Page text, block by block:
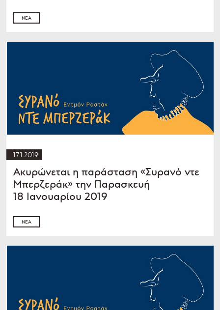
ΝΈΑ
17.1.2019
Ακυρώνεται η παράσταση «Συρανό ντε
Μπερζεράκ» την Παρασκευή
18 Ιανουαρίου 2019
ΝΈΑ